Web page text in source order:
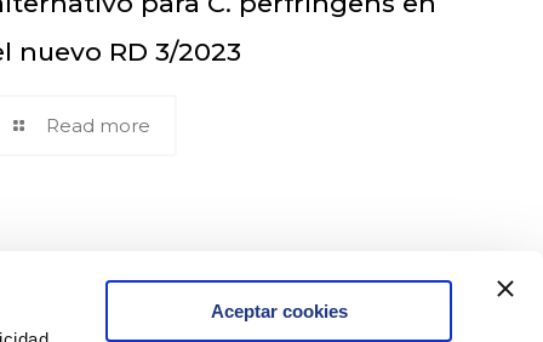
Aceptar cookies
nuevo RD 3/2023
Read more